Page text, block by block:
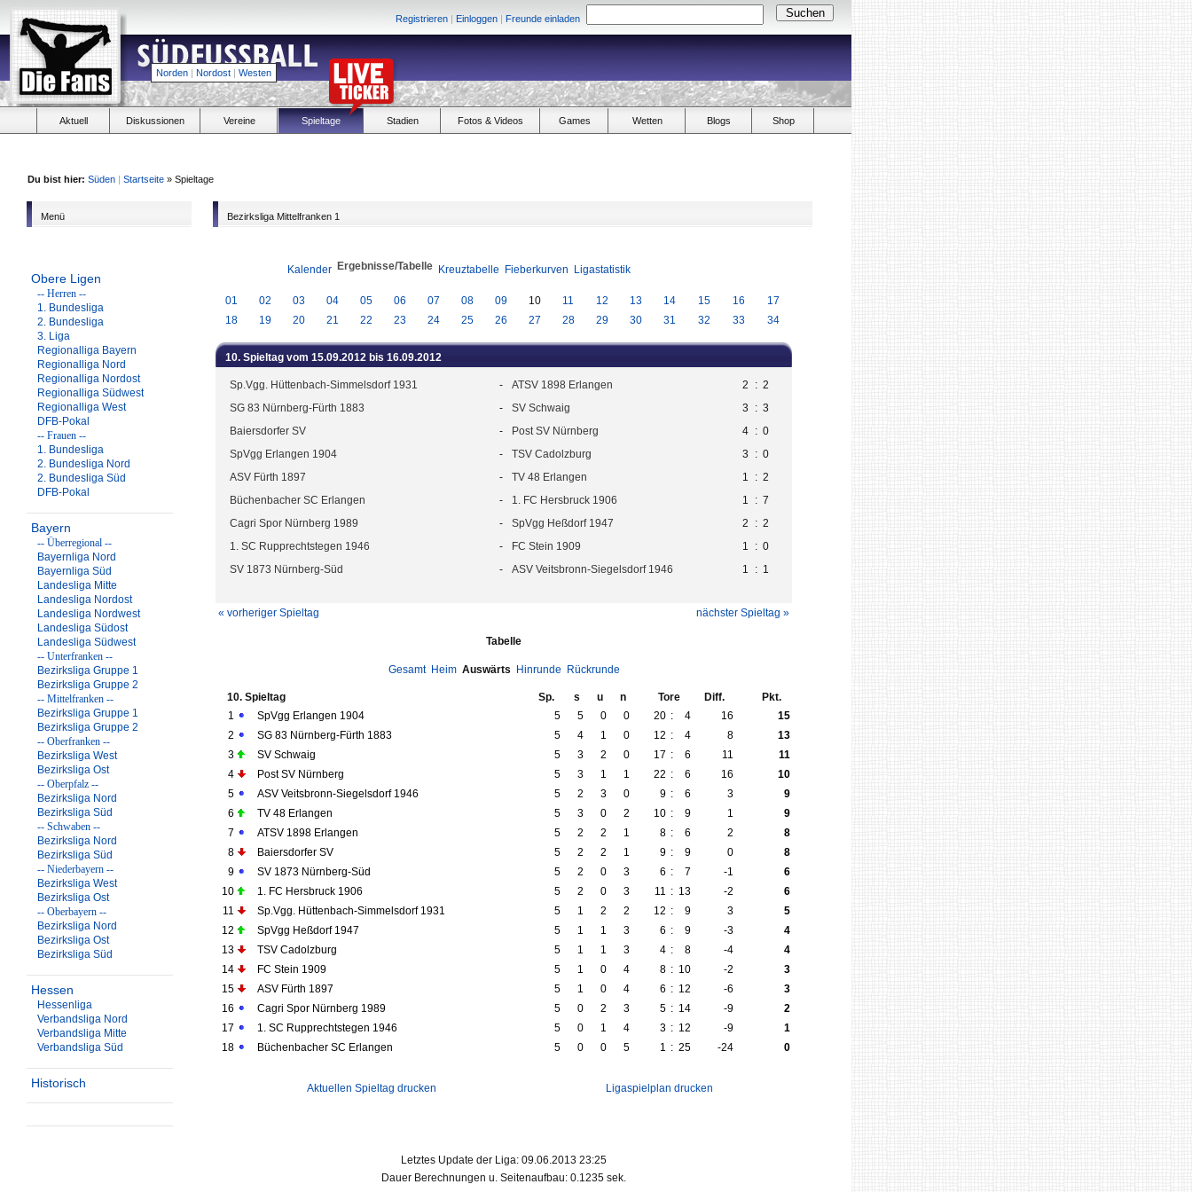
Registrieren | Einloggen | Freunde einladen
Norden | Nordost | Westen
Aktuell Diskussionen Vereine Spieltage Stadien Fotos & Videos Games Wetten Blogs Shop
Du bist hier: Süden | Startseite » Spieltage
Menü
Obere Ligen
-- Herren --
1. Bundesliga
2. Bundesliga
3. Liga
Regionalliga Bayern
Regionalliga Nord
Regionalliga Nordost
Regionalliga Südwest
Regionalliga West
DFB-Pokal
-- Frauen --
1. Bundesliga
2. Bundesliga Nord
2. Bundesliga Süd
DFB-Pokal
Bayern
-- Überregional --
Bayernliga Nord
Bayernliga Süd
Landesliga Mitte
Landesliga Nordost
Landesliga Nordwest
Landesliga Südost
Landesliga Südwest
-- Unterfranken --
Bezirksliga Gruppe 1
Bezirksliga Gruppe 2
-- Mittelfranken --
Bezirksliga Gruppe 1
Bezirksliga Gruppe 2
-- Oberfranken --
Bezirksliga West
Bezirksliga Ost
-- Oberpfalz --
Bezirksliga Nord
Bezirksliga Süd
-- Schwaben --
Bezirksliga Nord
Bezirksliga Süd
-- Niederbayern --
Bezirksliga West
Bezirksliga Ost
-- Oberbayern --
Bezirksliga Nord
Bezirksliga Ost
Bezirksliga Süd
Hessen
Hessenliga
Verbandsliga Nord
Verbandsliga Mitte
Verbandsliga Süd
Historisch
Bezirksliga Mittelfranken 1
Kalender Ergebnisse/Tabelle Kreuztabelle Fieberkurven Ligastatistik
01 02 03 04 05 06 07 08 09 10 11 12 13 14 15 16
17
18
19 20 21 22 23 24 25 26 27 28 29 30 31 32 33 34
10. Spieltag vom 15.09.2012 bis 16.09.2012
Sp.Vgg. Hüttenbach-Simmelsdorf 1931 - ATSV 1898 Erlangen 2 : 2
SG 83 Nürnberg-Fürth 1883
- SV Schwaig 3 : 3
Baiersdorfer SV
- Post SV Nürnberg 4 : 0
SpVgg Erlangen 1904
- TSV Cadolzburg 3 : 0
ASV Fürth 1897
- TV 48 Erlangen 1 : 2
Büchenbacher SC Erlangen
- 1. FC Hersbruck 1906 1 : 7
Cagri Spor Nürnberg 1989
- SpVgg Heßdorf 1947 2 : 2
1. SC Rupprechtstegen 1946
- FC Stein 1909 1 : 0
SV 1873 Nürnberg-Süd
- ASV Veitsbronn-Siegelsdorf 1946 1 : 1
« vorheriger Spieltag nächster Spieltag »
Tabelle
Gesamt HeimAuswärts Hinrunde Rückrunde
10. Spieltag Sp. s u n Tore Diff.
Pkt.
1
SpVgg Erlangen 1904 5 5 0 0 20 : 4 16
15
2
SG 83 Nürnberg-Fürth 1883 5 4 1 0 12 : 4 8
13
3
SV Schwaig 5 3 2 0 17 : 6 11
11
4
Post SV Nürnberg 5 3 1 1 22 : 6 16
10
5
ASV Veitsbronn-Siegelsdorf 1946 5 2 3 0 9 : 6 3
9
6
TV 48 Erlangen 5 3 0 2 10 : 9 1
9
7
ATSV 1898 Erlangen 5 2 2 1 8 : 6 2
8
8
Baiersdorfer SV 5 2 2 1 9 : 9 0
8
9
SV 1873 Nürnberg-Süd 5 2 0 3 6 : 7 -1
6
10
1. FC Hersbruck 1906 5 2 0 3 11 : 13 -2
6
11
Sp.Vgg. Hüttenbach-Simmelsdorf 1931 5 1 2 2 12 : 9 3
5
12
SpVgg Heßdorf 1947 5 1 1 3 6 : 9 -3
4
13
TSV Cadolzburg 5 1 1 3 4 : 8 -4
4
14
FC Stein 1909 5 1 0 4 8 : 10 -2
3
15
ASV Fürth 1897 5 1 0 4 6 : 12 -6
3
16
Cagri Spor Nürnberg 1989 5 0 2 3 5 : 14 -9
2
17
1. SC Rupprechtstegen 1946 5 0 1 4 3 : 12 -9
1
18
Büchenbacher SC Erlangen 5 0 0 5 1 : 25 -24 0
Aktuellen Spieltag drucken Ligaspielplan drucken
Letztes Update der Liga: 09.06.2013 23:25
Dauer Berechnungen u. Seitenaufbau: 0.1235 sek.